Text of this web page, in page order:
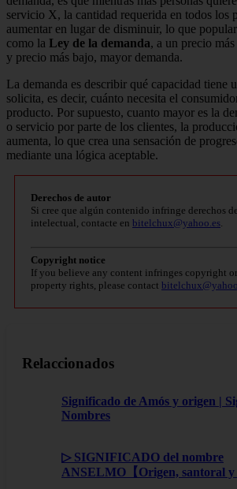
servicio X, la cantidad requerida en todos los
aumentar en lugar de disminuir, lo que
como la Ley de la demanda, a un precio
y precio más bajo, mayor demanda.
La demanda es describir qué capacidad tiene
solicita, es decir, cuánto necesita el
producto. Por supuesto, cuanto mayor es la
o servicio por parte de los clientes, la
aumenta, lo que crea una sensación de
mediante una lógica aceptable.
Derechos de autor
Si cree que algún contenido infringe derechos
intelectual, contacte en bitelchux@yahoo.es
Copyright notice
If you believe any content infringes copyright
property rights, please contact
Relaccionados
Significado de Amós y origen |
Nombres
▷ SIGNIFICADO del nombre
ANSELMO【Origen, santoral y